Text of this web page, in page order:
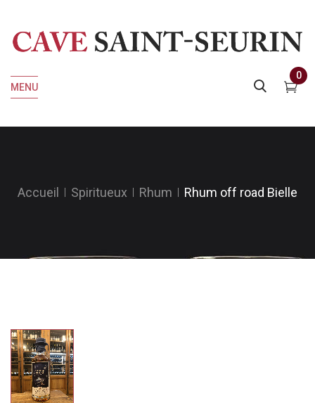
MENU
0
Accueil Spiritueux Rhum Rhum off road Bielle